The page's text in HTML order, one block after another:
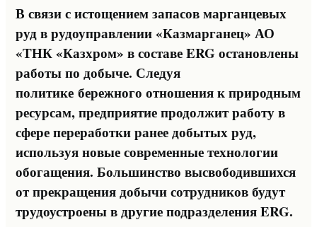
В связи с истощением запасов марганцевых
руд в рудоуправлении «Казмарганец» АО
«ТНК «Казхром» в составе ERG остановлены
работы по добыче. Следуя
политике бережного отношения к природным
ресурсам, предприятие продолжит работу в
сфере переработки ранее добытых руд,
используя новые современные технологии
обогащения. Большинство высвободившихся
от прекращения добычи сотрудников будут
трудоустроены в другие подразделения ERG.